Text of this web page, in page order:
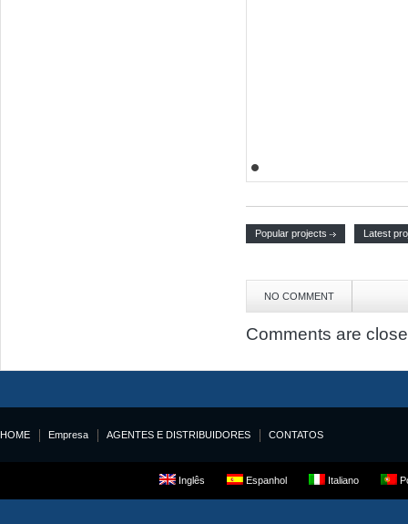
Popular projects Latest
NO COMMENT
Comments are
HOME Empresa AGENTES E DISTRIBUIDORES CONTATOS
Inglês Espanhol Italiano